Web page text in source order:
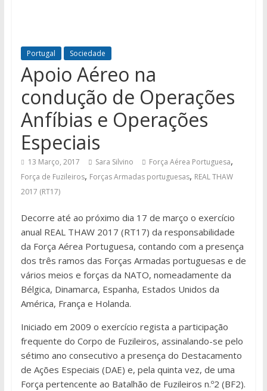
Portugal Sociedade
Apoio Aéreo na
condução de Operações
Anfíbias e Operações
Especiais
13 Março, 2017 Sara Silvino Força Aérea Portuguesa,
Força de Fuzileiros, Forças Armadas portuguesas, REAL THAW
2017 (RT17)
Decorre até ao próximo dia 17 de março o exercício
anual REAL THAW 2017 (RT17) da responsabilidade
da Força Aérea Portuguesa, contando com a presença
dos três ramos das Forças Armadas portuguesas e de
vários meios e forças da NATO, nomeadamente da
Bélgica, Dinamarca, Espanha, Estados Unidos da
América, França e Holanda.
Iniciado em 2009 o exercício regista a participação
frequente do Corpo de Fuzileiros, assinalando-se pelo
sétimo ano consecutivo a presença do Destacamento
de Ações Especiais (DAE) e, pela quinta vez, de uma
Força pertencente ao Batalhão de Fuzileiros n.º2 (BF2).